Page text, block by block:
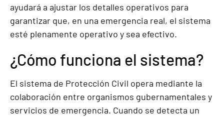
ayudará a ajustar los detalles operativos para
garantizar que, en una emergencia real, el sistema
esté plenamente operativo y sea efectivo.
¿Cómo funciona el sistema?
El sistema de Protección Civil opera mediante la
colaboración entre organismos gubernamentales y
servicios de emergencia. Cuando se detecta un